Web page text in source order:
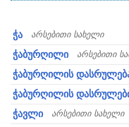
ჭა არსებითი სახელი
ჭაბურღილი არსებითი
ჭაბურღილის
ჭაბურღილის
ჭავლი
არსებითი სახელი